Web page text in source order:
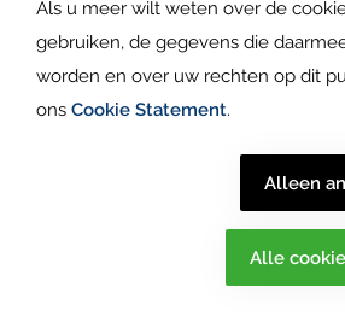
Als u meer wilt weten over de
gebruiken, de gegevens die
worden en over uw rechten op dit
ons Cookie Statement.
Alleen
Alle
MechanNext B.V.
Nummer der Handelskammer:
Umsatzsteuer-
Datenschutz-Bestimmungen
Cookie-Erklärung|Sitemap|